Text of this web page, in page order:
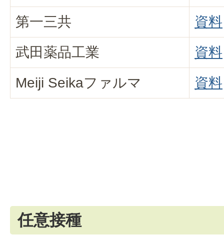
第一三共
資料
武田薬品工業
資料
Meiji Seikaファルマ
資料
任意接種